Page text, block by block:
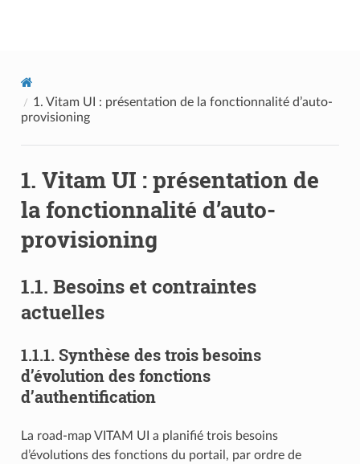
1. Vitam UI : présentation de la fonctionnalité d’auto-
provisioning
1. Vitam UI : présentation de
la fonctionnalité d’auto-
provisioning
1.1. Besoins et contraintes
actuelles
1.1.1. Synthèse des trois besoins
d’évolution des fonctions
d’authentification
La road-map VITAM UI a planifié trois besoins
d’évolutions des fonctions du portail, par ordre de